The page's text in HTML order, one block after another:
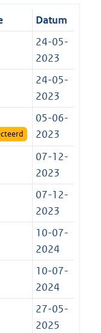
Datum
24-05-
2023
24-05-
2023
05-06-
2023
07-12-
2023
07-12-
2023
10-07-
2024
10-07-
2024
27-05-
2025